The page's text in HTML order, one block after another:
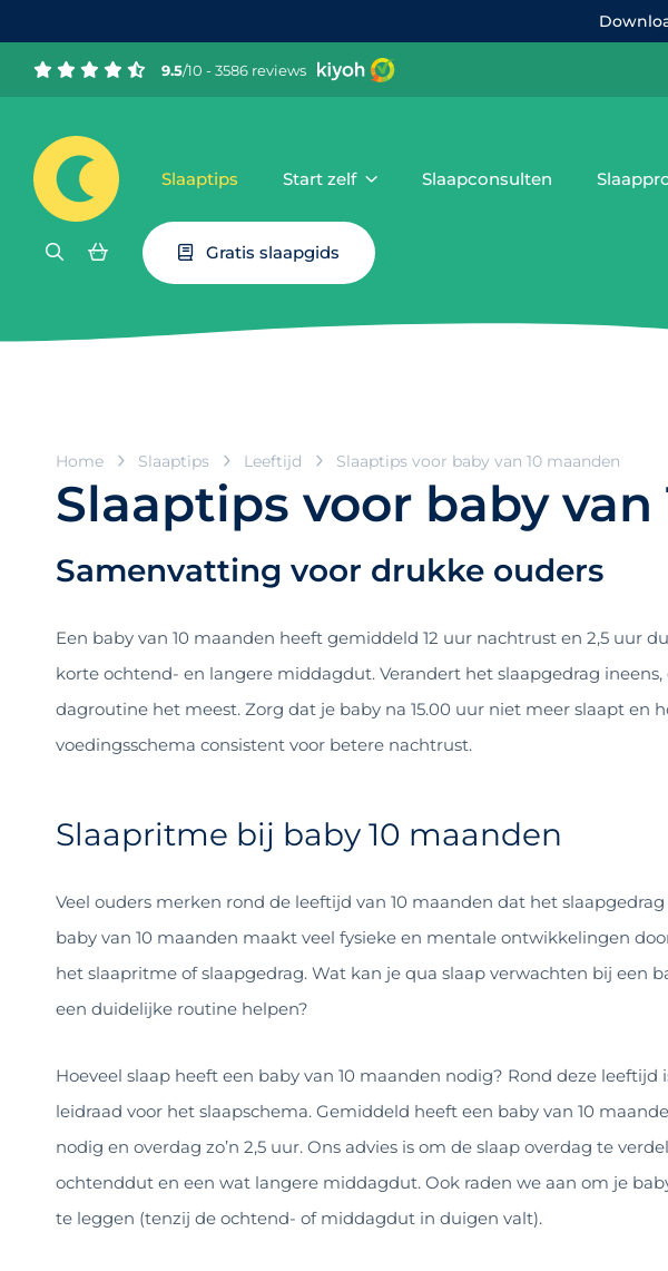
9.5/10 - 3586 reviews
Slaaptips Start zelf Slaapconsulten
Gratis slaapgids
Home Slaaptips Leeftijd Slaaptips voor baby van 10 maanden
Slaaptips voor baby van
Samenvatting voor drukke ouders
Een baby van 10 maanden heeft gemiddeld 12 uur nachtrust en 2,5 uur
korte ochtend- en langere middagdut. Verandert het slaapgedrag
dagroutine het meest. Zorg dat je baby na 15.00 uur niet meer slaapt en
voedingsschema consistent voor betere nachtrust.
Slaapritme bij baby 10 maanden
Veel ouders merken rond de leeftijd van 10 maanden dat het
baby van 10 maanden maakt veel fysieke en mentale ontwikkelingen
het slaapritme of slaapgedrag. Wat kan je qua slaap verwachten bij een
een duidelijke routine helpen?
Hoeveel slaap heeft een baby van 10 maanden nodig? Rond deze
leidraad voor het slaapschema. Gemiddeld heeft een baby van 10
nodig en overdag zo’n 2,5 uur. Ons advies is om de slaap overdag te
ochtenddut en een wat langere middagdut. Ook raden we aan om je
te leggen (tenzij de ochtend- of middagdut in duigen valt).